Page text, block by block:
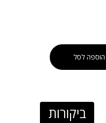
הוספה לסל
ביקורות